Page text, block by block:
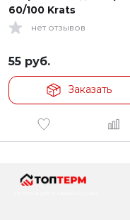
60/100 Krats
нет отзывов
55 руб.
Заказать